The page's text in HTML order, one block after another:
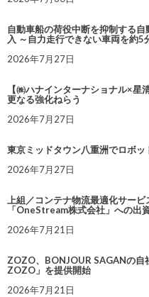
自動車船の荷役中断を抑制する
入 ～自力走行できない車両を約5
2026年7月27日
【㈱ハナインターナショナル×
更なる強化ねらう
2026年7月27日
東京ミッドタウン八重洲でロボ
2026年7月27日
上組／コンテナ物流最適化サー
「OneStream株式会社」への出
2026年7月21日
ZOZO、BONJOUR SAGANの
ZOZO」を提供開始
2026年7月21日